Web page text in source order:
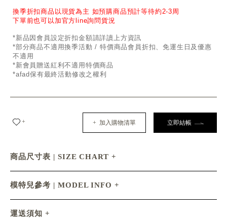
換季折扣商品以現貨為主 如預購商品預計等待約2-3周
下單前也可以加官方line詢問貨況
*新品因會員設定折扣金額請詳讀上方資訊
*部分商品不適用換季活動 / 特價商品會員折扣、免運生日及優惠
不適用
*新會員贈送紅利不適用特價商品
*afad保有最終活動修改之權利
+ + 加入購物清單 立即結帳
商品尺寸表 | SIZE CHART
模特兒參考 | MODEL INFO
運送須知